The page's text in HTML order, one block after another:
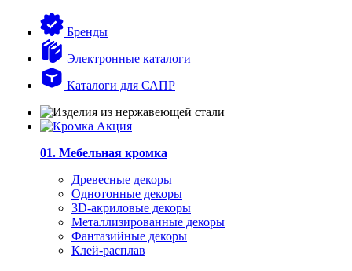
Бренды
Электронные каталоги
Каталоги для САПР
01. Мебельная кромка
Древесные декоры
Однотонные декоры
3D-акриловые декоры
Металлизированные декоры
Фантазийные декоры
Клей-расплав